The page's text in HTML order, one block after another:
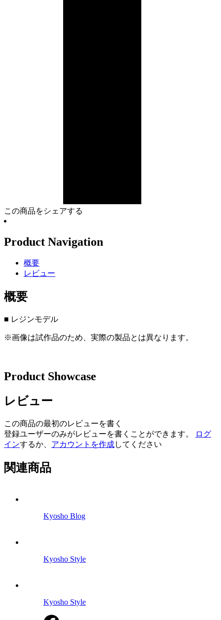
この商品をシェアする
Product Navigation
概要
レビュー
概要
■ レジンモデル
※画像は試作品のため、実際の製品とは異なります。
Product Showcase
レビュー
この商品の最初のレビューを書く
登録ユーザーのみがレビューを書くことができます。
ログ
インするか、 アカウントを作成してください
関連商品
Kyosho Blog
Kyosho Style
Kyosho Style